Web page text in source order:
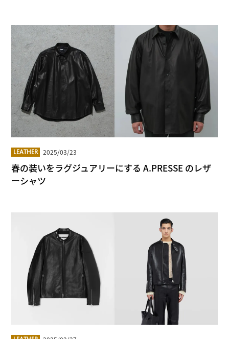
LEATHER 2025/03/23
春の装いをラグジュアリーにする A.PRESSE のレザ
ーシャツ